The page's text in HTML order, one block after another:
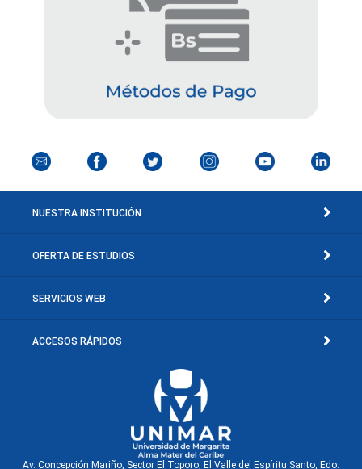
NUESTRA INSTITUCIÓN
OFERTA DE ESTUDIOS
SERVICIOS WEB
ACCESOS RÁPIDOS
Av. Concepción Mariño, Sector El Toporo, El Valle del Espíritu Santo, Edo.